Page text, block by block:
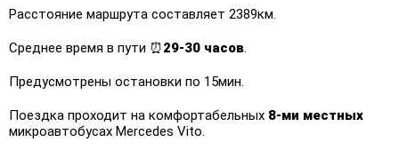
Расстояние маршрута составляет 2389км.
Среднее время в пути ⏰29-30 часов.
Предусмотрены остановки по 15мин.
Поездка проходит на комфортабельных 8-ми местных
микроавтобусах Mercedes Vito.